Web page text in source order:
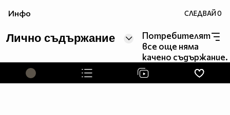
Инфо СЛЕДВАЙ0
Лично съдържание
Потребителят
все още няма
качено съдържание.